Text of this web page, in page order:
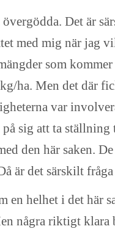
Det är
med mig när jag
som
ha. Men det där
var
sig att ta
den här saken.
är det särskilt
en helhet i det här
några riktigt klara